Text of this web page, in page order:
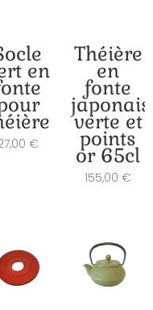
en
€
Théière
en
fonte
verte et
points
or 65cl
155,00 €